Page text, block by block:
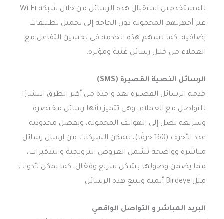
للمستخدمين استقبال هذه الرسائل من خلال شبكة Wi-Fi
عبر أجهزتهم المحمولة دون الحاجة إلى تحميل تطبيقات
إضافية، كما تسهم هذه الخدمة في تحسين التفاعل مع
العملاء من خلال رسائل غنية ومؤثرة.
الرسائل النصية القصيرة (SMS)
خدمة الرسائل القصيرة تعد واحدة من أكثر الطرق انتشارًا
للتواصل مع العملاء، وهي تتميز بأنها رسائل مختصرة
وسريعة تصل إلى الهواتف المحمولة، وبفضل محدودية
عدد الأحرف (160 حرفًا)، تتمكن الشركات من إرسال رسائل
مباشرة وواضحة تشمل العروض الترويجية والتذكيرات،
مما يضمن وصولها بشكل سريع وفعّال، كما يمكن لأدوات
مثل Birdeye أتمتة وتتبع هذه الرسائل.
البريد المباشر و التواصل الواقعي